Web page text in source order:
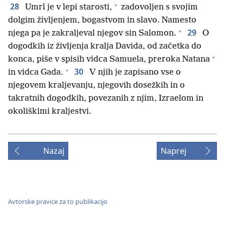
28 Umrl je v lepi starosti, + zadovoljen s svojim
dolgim življenjem, bogastvom in slavo. Namesto
njega pa je zakraljeval njegov sin Salomon. + 29
O
dogodkih iz življenja kralja Davida, od začetka do
konca, piše v spisih vidca Samuela, preroka Natana +
in vidca Gada. + 30
V njih je zapisano vse o
njegovem kraljevanju, njegovih dosežkih in o
takratnih dogodkih, povezanih z njim, Izraelom in
okoliškimi kraljestvi.
Nazaj Naprej
Avtorske pravice za to publikacijo